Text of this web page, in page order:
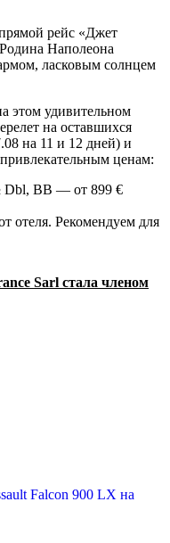
рейс «Джет
Наполеона
ласковым солнцем
этом удивительном
на оставшихся
на 11 и 12 дней) и
ценам:
Dbl, BB — от 899 €
отеля. Рекомендуем для
Sarl стала членом
Falcon 900 LX на